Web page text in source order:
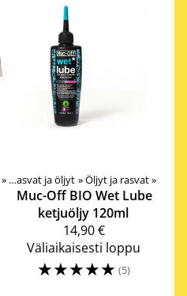
‪» Nesteet, pesutarvikkeet, rasvat ja öljyt ‪»Öljyt ja rasvat‪»
Muc-Off BIO Wet Lube
ketjuöljy 120ml
14,90 €
Väliaikaisesti loppu
☆☆☆☆☆ (5)